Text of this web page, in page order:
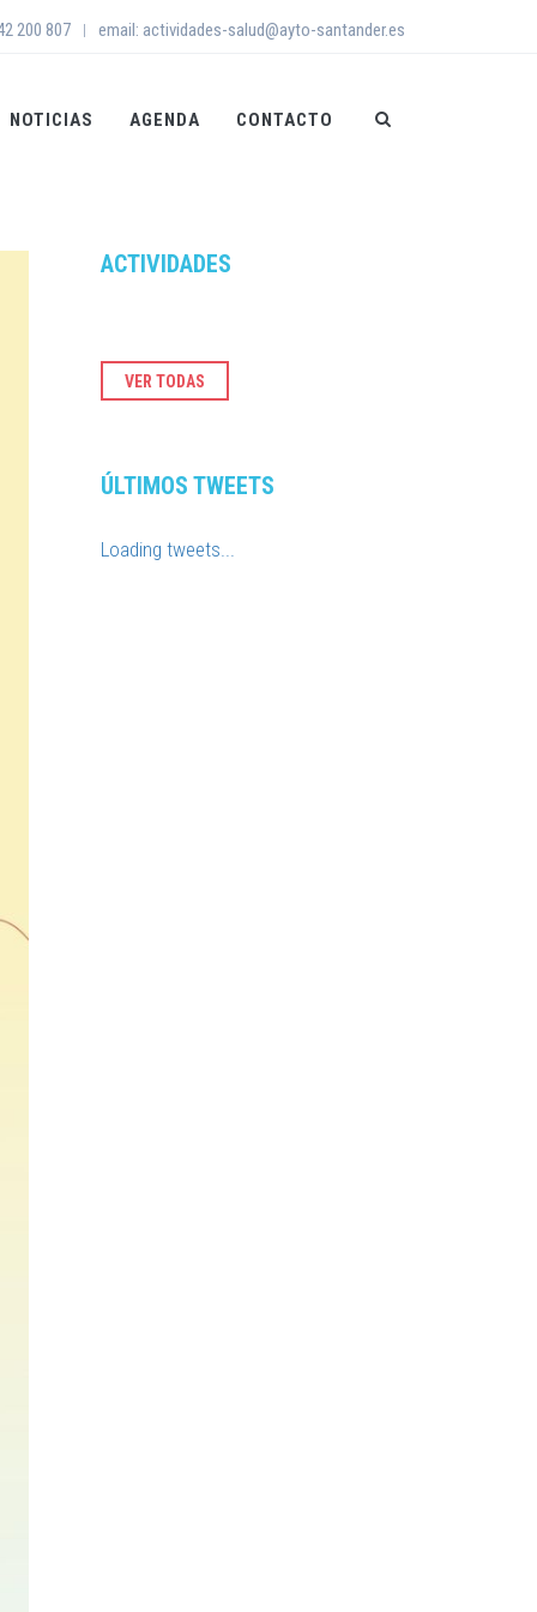
200 807 | email: actividades-salud@ayto-santander.es
NOTICIAS AGENDA CONTACTO
ACTIVIDADES
VER TODAS
ÚLTIMOS TWEETS
Loading tweets...